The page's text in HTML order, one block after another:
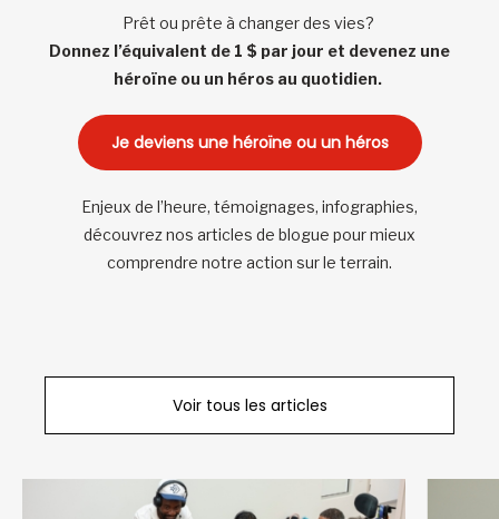
Prêt ou prête à changer des vies?
Donnez l’équivalent de 1 $ par jour et devenez une
héroïne ou un héros au quotidien.
Je deviens une héroïne ou un héros
Enjeux de l’heure, témoignages, infographies,
découvrez nos articles de blogue pour mieux
comprendre notre action sur le terrain.
Voir tous les articles